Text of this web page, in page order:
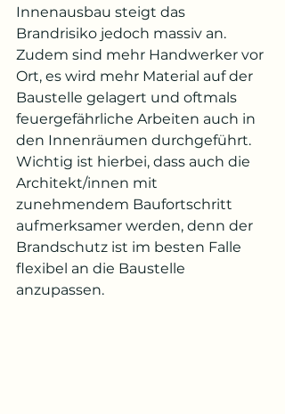
Innenausbau steigt das
Brandrisiko jedoch massiv an.
Zudem sind mehr Handwerker vor
Ort, es wird mehr Material auf der
Baustelle gelagert und oftmals
feuergefährliche Arbeiten auch in
den Innenräumen durchgeführt.
Wichtig ist hierbei, dass auch die
Architekt/innen mit
zunehmendem Baufortschritt
aufmerksamer werden, denn der
Brandschutz ist im besten Falle
flexibel an die Baustelle
anzupassen.